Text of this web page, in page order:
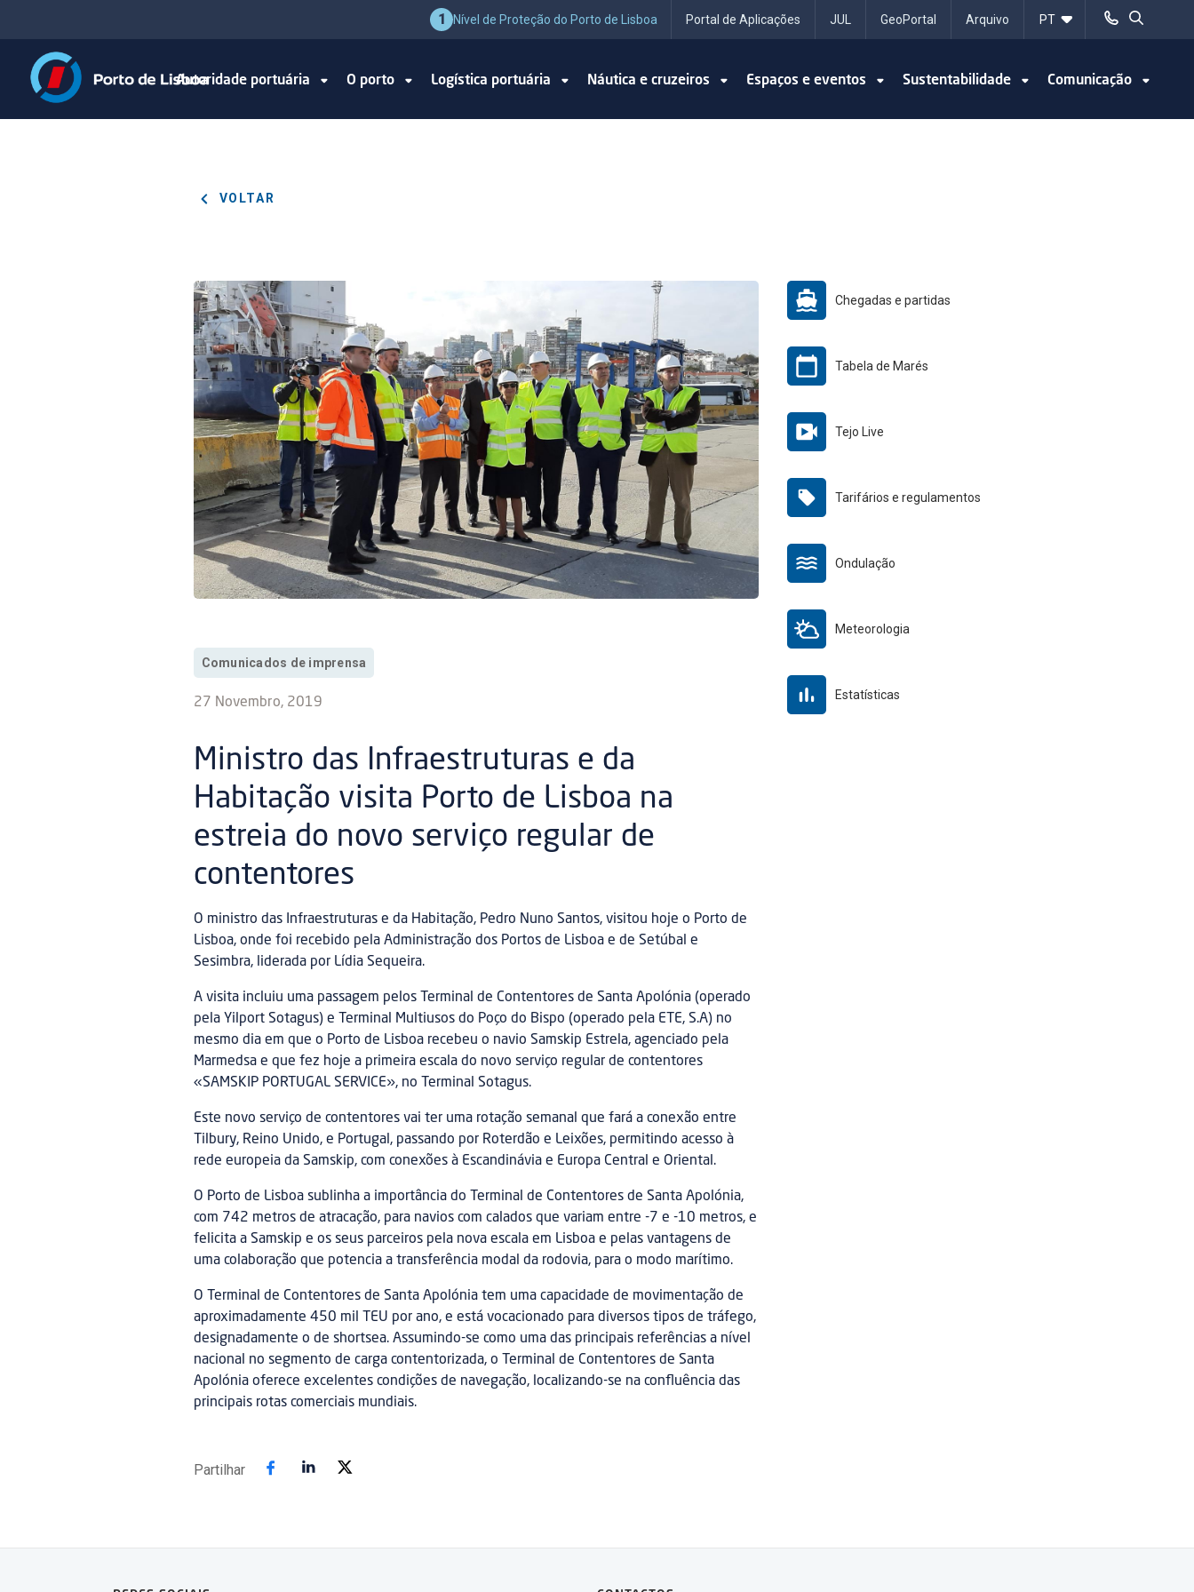
1 Nível de Proteção do Porto de Lisboa Portal de Aplicações JUL GeoPortal Arquivo
Autoridade portuária O porto Logística portuária Náutica e cruzeiros Espaços e eventos Sustentabilidade Comunicação
VOLTAR
Comunicados de imprensa
27 Novembro, 2019
Ministro das Infraestruturas e da
Habitação visita Porto de Lisboa na
estreia do novo serviço regular de
contentores
O ministro das Infraestruturas e da Habitação, Pedro Nuno Santos, visitou hoje o Porto de
Lisboa, onde foi recebido pela Administração dos Portos de Lisboa e de Setúbal e
Sesimbra, liderada por Lídia Sequeira.
A visita incluiu uma passagem pelos Terminal de Contentores de Santa Apolónia (operado
pela Yilport Sotagus) e Terminal Multiusos do Poço do Bispo (operado pela ETE, S.A) no
mesmo dia em que o Porto de Lisboa recebeu o navio Samskip Estrela, agenciado pela
Marmedsa e que fez hoje a primeira escala do novo serviço regular de contentores
«SAMSKIP PORTUGAL SERVICE», no Terminal Sotagus.
Este novo serviço de contentores vai ter uma rotação semanal que fará a conexão entre
Tilbury, Reino Unido, e Portugal, passando por Roterdão e Leixões, permitindo acesso à
rede europeia da Samskip, com conexões à Escandinávia e Europa Central e Oriental.
O Porto de Lisboa sublinha a importância do Terminal de Contentores de Santa Apolónia,
com 742 metros de atracação, para navios com calados que variam entre -7 e -10 metros, e
felicita a Samskip e os seus parceiros pela nova escala em Lisboa e pelas vantagens de
uma colaboração que potencia a transferência modal da rodovia, para o modo marítimo.
O Terminal de Contentores de Santa Apolónia tem uma capacidade de movimentação de
aproximadamente 450 mil TEU por ano, e está vocacionado para diversos tipos de tráfego,
designadamente o de shortsea. Assumindo-se como uma das principais referências a nível
nacional no segmento de carga contentorizada, o Terminal de Contentores de Santa
Apolónia oferece excelentes condições de navegação, localizando-se na confluência das
principais rotas comerciais mundiais.
Partilhar
Chegadas e partidas
Tabela de Marés
Tejo Live
Tarifários e regulamentos
Ondulação
Meteorologia
Estatísticas